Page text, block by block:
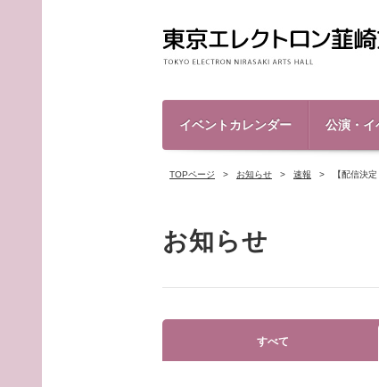
イベントカレンダー 公演・イ
TOPページ お知らせ 速報 【配信決
お知らせ
すべて